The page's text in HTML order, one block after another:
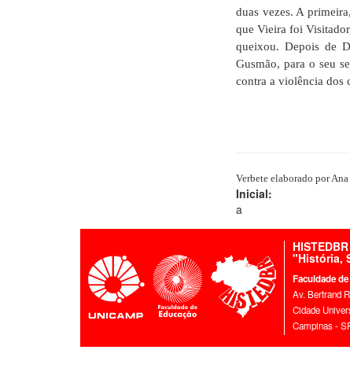
duas vezes. A
que Vieira foi
queixou. Depois de
Gusmão, para o seu
contra a violência dos
Verbete elaborado por
Inicial:
a
"História,
Faculdade
Av. Bertrand
Cidade
Campinas -